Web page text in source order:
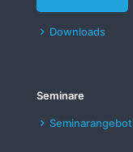
Downloads
Seminare
Seminarangebot